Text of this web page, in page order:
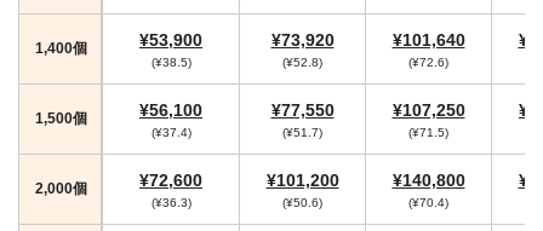
1,400個 ¥53,900
(¥38.5)
¥73,920
(¥52.8)
¥101,640
(¥72.6)
1,500個 ¥56,100
(¥37.4)
¥77,550
(¥51.7)
¥107,250
(¥71.5)
2,000個 ¥72,600
(¥36.3)
¥101,200
(¥50.6)
¥140,800
(¥70.4)